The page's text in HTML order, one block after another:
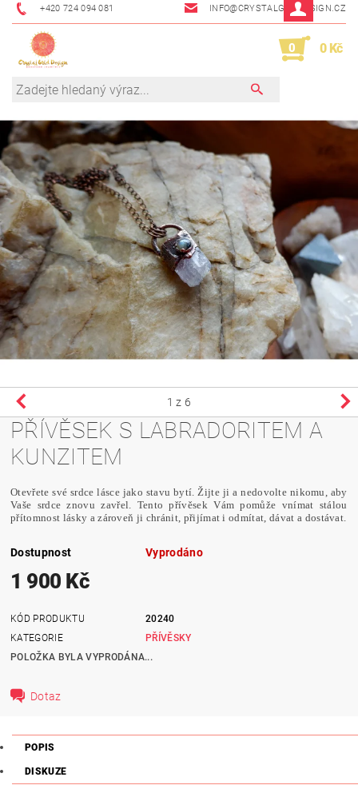
+420 724 094 081 INFO@CRYSTALGRIDDESIGN.CZ
0 0 Kč
1 z 6
PŘÍVĚSEK S LABRADORITEM A
KUNZITEM
Otevřete své srdce lásce jako stavu bytí. Žijte ji a nedovolte nikomu, aby
Vaše srdce znovu zavřel. Tento přívěsek Vám pomůže vnímat stálou
přítomnost lásky a zároveň ji chránit, přijímat i odmítat, dávat a dostávat.
Dostupnost Vyprodáno
1 900 Kč
KÓD PRODUKTU
20240
KATEGORIE
PŘÍVĚSKY
POLOŽKA BYLA VYPRODÁNA...
Dotaz
POPIS
DISKUZE